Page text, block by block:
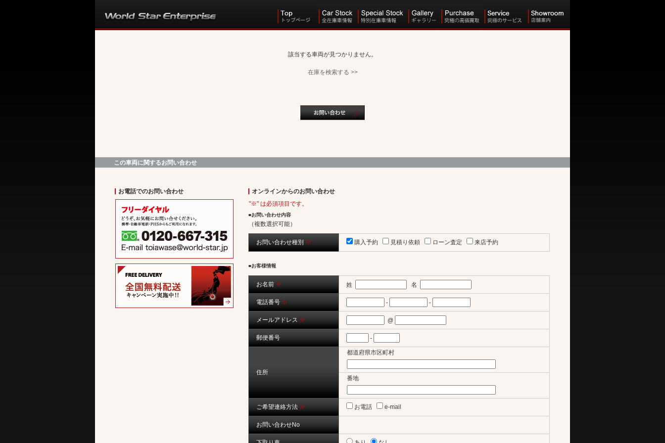
該当する車両が見つかりません。
在庫を検索する >>
この車両に関するお問い合わせ
お電話でのお問い合わせ
オンラインからのお問い合わせ
"※" は必須項目です。
■お問い合わせ内容
（複数選択可能）
お問い合わせ種別 ※ 購入予約 見積り依頼 ローン査定 来店予約
■お客様情報
お名前 ※ 姓 名
電話番号 ※ - -
メールアドレス ※ @
郵便番号 -
住所
都道府県市区町村
番地
ご希望連絡方法 ※ お電話 e-mail
お問い合わせNo